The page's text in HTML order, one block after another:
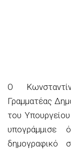
Ο
Γραμματέας
του Υπουργείου
δημογραφικό